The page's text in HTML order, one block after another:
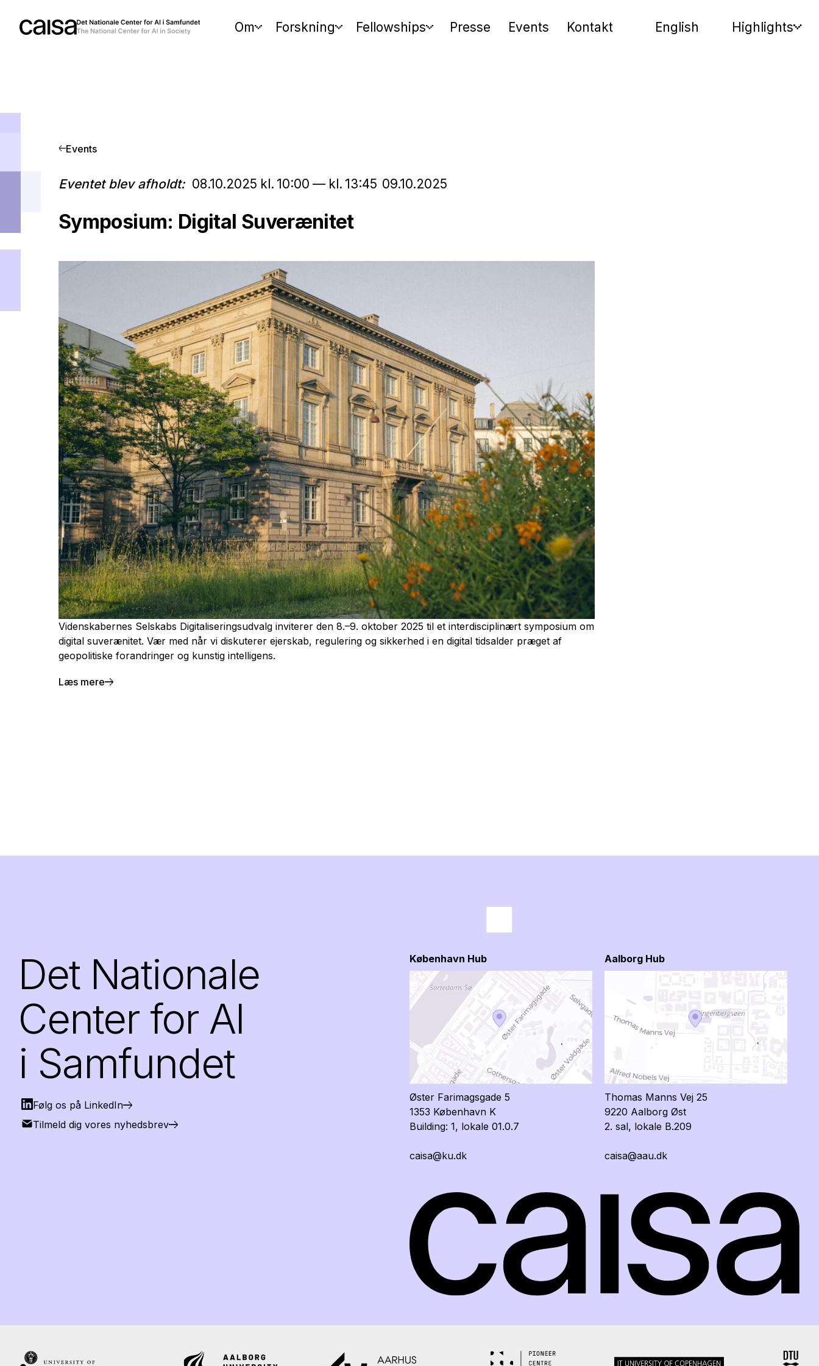
Om Forskning Fellowships Presse Events Kontakt English Highlights
Events
Eventet blev afholdt: 08.10.2025 kl. 10:00 — kl. 13:45 09.10.2025
Symposium: Digital Suverænitet
Videnskabernes Selskabs Digitaliseringsudvalg inviterer den 8.–9. oktober 2025 til et interdisciplinært symposium om
digital suverænitet. Vær med når vi diskuterer ejerskab, regulering og sikkerhed i en digital tidsalder præget af
geopolitiske forandringer og kunstig intelligens.
Læs mere
Det Nationale
Center for AI
i Samfundet
Følg os på LinkedIn
Tilmeld dig vores nyhedsbrev
København Hub
Øster Farimagsgade 5
1353 København K
Building: 1, lokale 01.0.7
caisa@ku.dk
Aalborg Hub
Thomas Manns Vej 25
9220 Aalborg Øst
2. sal, lokale B.209
caisa@aau.dk